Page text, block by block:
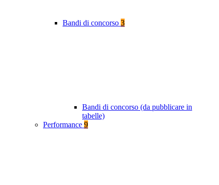
Bandi di concorso 3
Bandi di concorso (da pubblicare in
tabelle)
Performance 9